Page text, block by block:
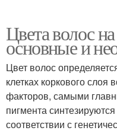
Цвета волос
основные и
Цвет волос
клетках коркового слоя
факторов, самыми
пигмента
соответствии с